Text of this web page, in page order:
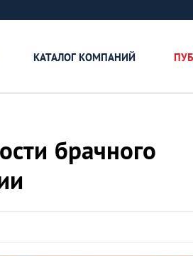
КАТАЛОГ КОМПАНИЙ
брачного